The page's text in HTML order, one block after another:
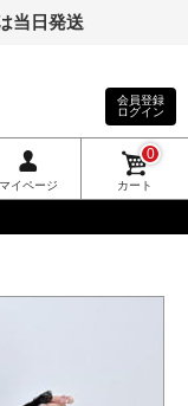
当日発送
会員登録
ログイン
マイページ カート
0